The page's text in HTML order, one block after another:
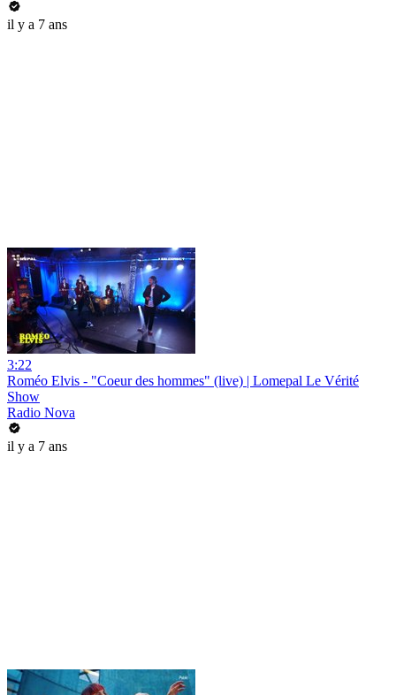
il y a 7 ans
3:22
Roméo Elvis - "Coeur des hommes" (live) | Lomepal Le Vérité
Show
Radio Nova
il y a 7 ans